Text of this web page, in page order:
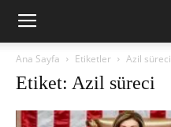
Ana Sayfa Etiketler Azil süreci
Etiket: Azil süreci